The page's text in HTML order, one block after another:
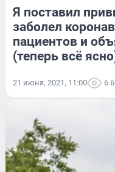
Я поставил
заболел
пациентов и
(теперь всё
21 июня, 2021, 11:00 6